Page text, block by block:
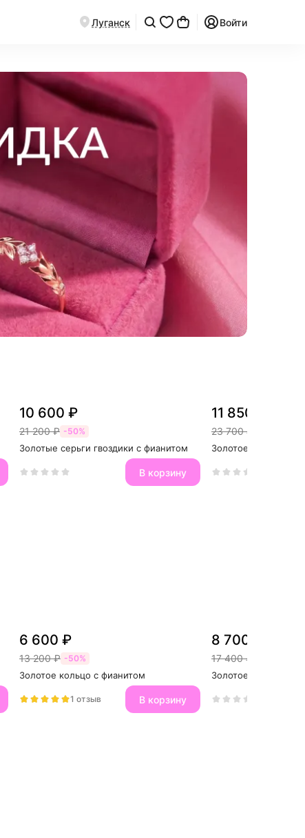
Луганск Войти
10 600 ₽
21 200 ₽ -50%
Золотые серьги гвоздики с фианитом
В корзину
11 850 ₽
23 700 ₽
Золотое кольцо с
6 600 ₽
13 200 ₽ -50%
Золотое кольцо с фианитом
1 отзыв В корзину
8 700 ₽
17 400 ₽
Золотое кольцо